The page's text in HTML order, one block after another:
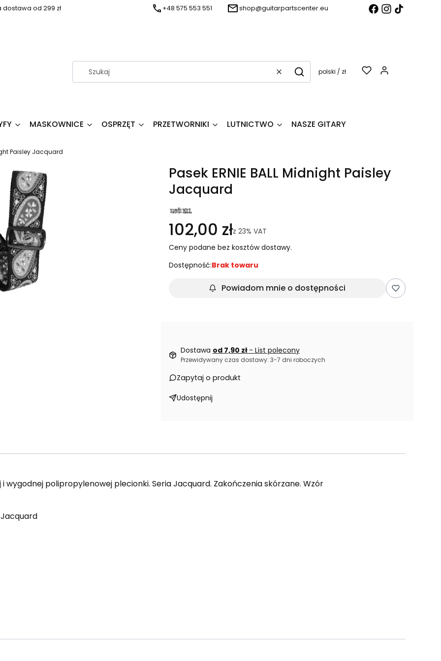
od 299 zł +48 575 553 551 shop@guitarpartscenter.eu
WyczyśćSzukajpolski / zł
MASKOWNICE OSPRZĘT PRZETWORNIKI LUTNICTWO NASZE GITARY
Paisley Jacquard
Pasek ERNIE BALL Midnight Paisley
Jacquard
102,00 złz 23% VAT
Ceny podane bez kosztów dostawy.
Dostępność:Brak towaru
Powiadom mnie o dostępności
Dostawa od 7,90 zł - List polecony
Przewidywany czas dostawy: 3-7 dni roboczych
Zapytaj o produkt
Udostępnij
wygodnej polipropylenowej plecionki. Seria Jacquard. Zakończenia skórzane. Wzór
Jacquard